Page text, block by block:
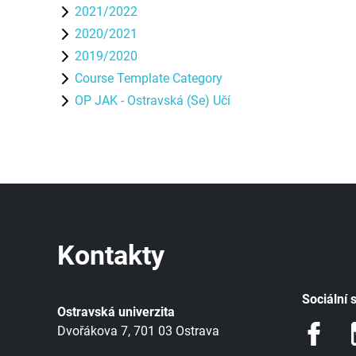
2021/2022
2020/2021
2019/2020
Course Template Category
OP JAK - Ostravská (Se) Učí
Kontakty
Ostravská univerzita
Dvořákova 7, 701 03 Ostrava
Sociální